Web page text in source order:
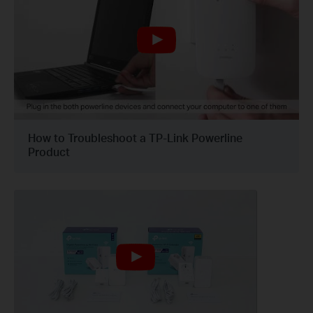
How to Troubleshoot a TP-Link Powerline
Product